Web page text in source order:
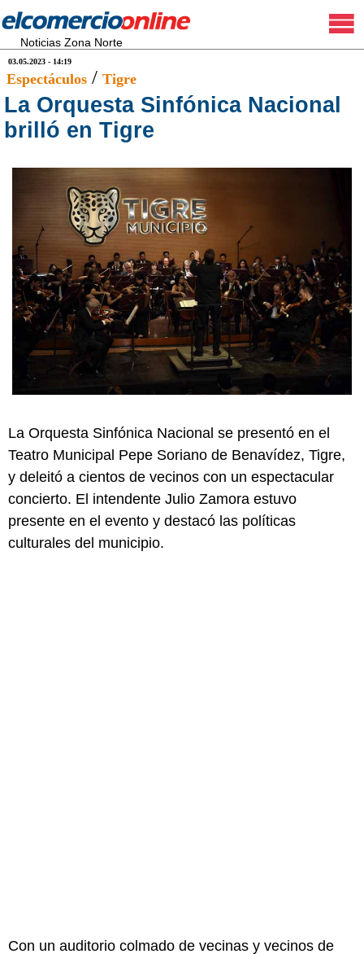
Noticias Zona Norte
03.05.2023 - 14:19
Espectáculos / Tigre
La Orquesta Sinfónica Nacional
brilló en Tigre
La Orquesta Sinfónica Nacional se presentó en el
Teatro Municipal Pepe Soriano de Benavídez, Tigre,
y deleitó a cientos de vecinos con un espectacular
concierto. El intendente Julio Zamora estuvo
presente en el evento y destacó las políticas
culturales del municipio.
Con un auditorio colmado de vecinas y vecinos de